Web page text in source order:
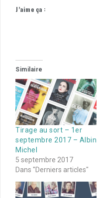
J’aime ça :
Similaire
Tirage au sort – 1er
septembre 2017 – Albin
Michel
5 septembre 2017
Dans "Derniers articles"